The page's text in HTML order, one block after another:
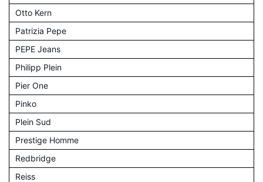
Otto Kern
Patrizia Pepe
PEPE Jeans
Philipp Plein
Pier One
Pinko
Plein Sud
Prestige Homme
Redbridge
Reiss